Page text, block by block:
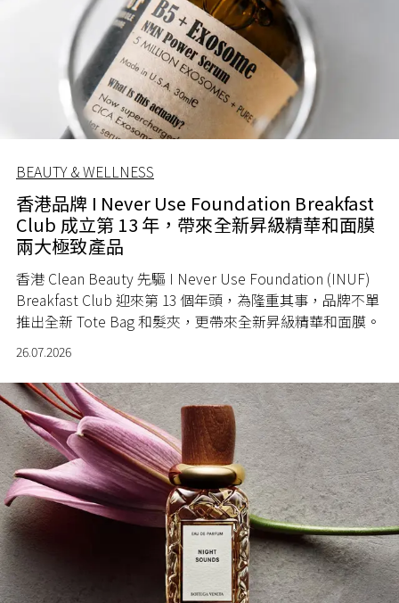
BEAUTY & WELLNESS
香港品牌 I Never Use Foundation Breakfast
Club 成立第 13 年，帶來全新昇級精華和面膜
兩大極致產品
香港 Clean Beauty 先驅 I Never Use Foundation (INUF)
Breakfast Club 迎來第 13 個年頭，為隆重其事，品牌不單
推出全新 Tote Bag 和髮夾，更帶來全新昇級精華和面膜。
26.07.2026